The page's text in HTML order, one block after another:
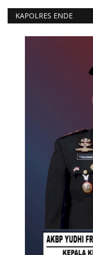
KAPOLRES ENDE